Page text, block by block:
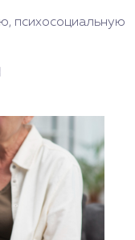
психосоциальную